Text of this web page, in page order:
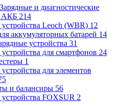
Зарядные и диагностические
АКБ 214
Leoch (WBR) 12
аккумуляторных батарей 14
устройства 31
для смартфонов 24
1
для элементов
и балансиры 56
FOXSUR 2